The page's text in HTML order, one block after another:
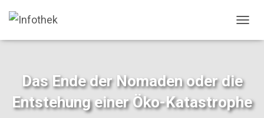
A
A
I
Das Ende der Nomaden oder die
Entstehung einer Öko-Katastrophe